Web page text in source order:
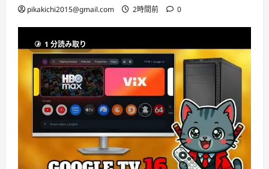
pikakichi2015@gmail.com 2時間前 0
1 分読み取り